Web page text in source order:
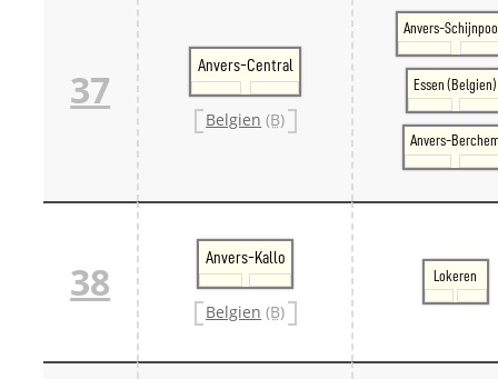
37
Anvers-Central
Belgien (B)
Anvers-
Essen (Belgien)
Anvers-
38
Anvers-Kallo
Belgien (B)
Lokeren